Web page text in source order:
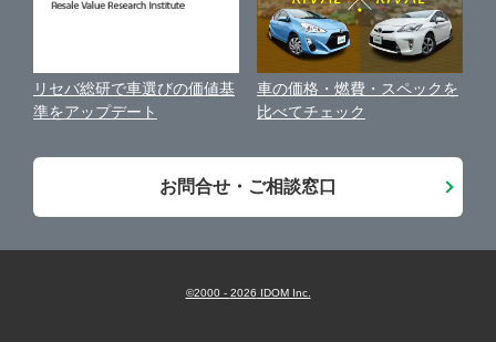
ガリバーあきる野店
お客様の声
会社案内
リセバ総研で車選びの価値基
準をアップデート
車の価格・燃費・スペックを
比べてチェック
お問合せ・ご相談窓口
©2000 - 2026 IDOM Inc.